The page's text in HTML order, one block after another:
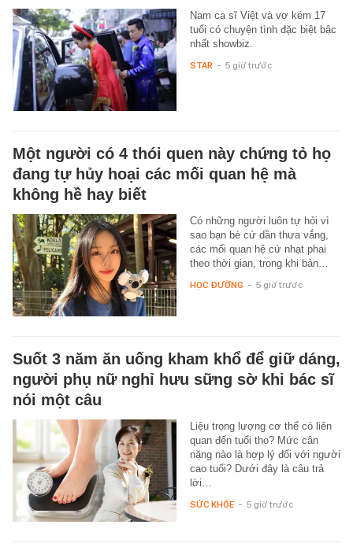
Nam ca sĩ Việt và vợ kém 17
tuổi có chuyện tình đặc biệt bậc
nhất showbiz.
STAR - 5 giờ trước
Một người có 4 thói quen này chứng tỏ họ
đang tự hủy hoại các mối quan hệ mà
không hề hay biết
Có những người luôn tự hỏi vì
sao bạn bè cứ dần thưa vắng,
các mối quan hệ cứ nhạt phai
theo thời gian, trong khi bản…
HỌC ĐƯỜNG - 5 giờ trước
Suốt 3 năm ăn uống kham khổ để giữ dáng,
người phụ nữ nghỉ hưu sững sờ khi bác sĩ
nói một câu
Liệu trọng lượng cơ thể có liên
quan đến tuổi thọ? Mức cân
nặng nào là hợp lý đối với người
cao tuổi? Dưới đây là câu trả
lời…
SỨC KHỎE - 5 giờ trước